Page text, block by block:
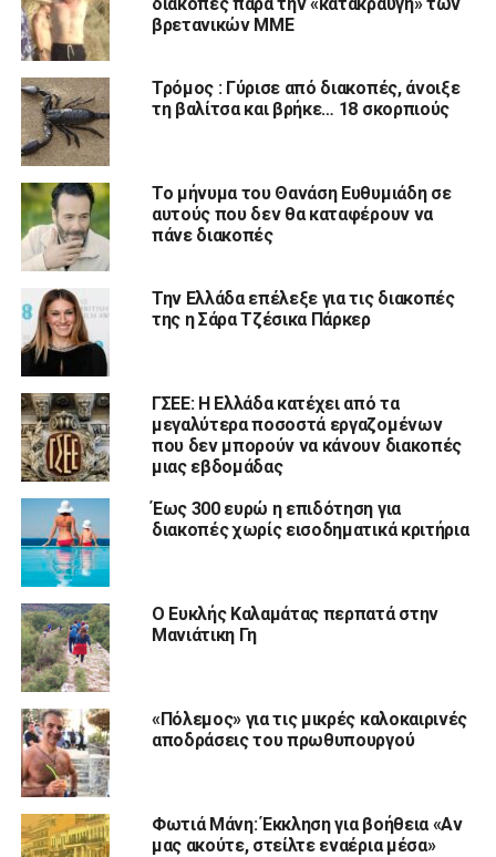
βρετανικών ΜΜΕ
Τρόμος : Γύρισε από διακοπές, άνοιξε
τη βαλίτσα και βρήκε… 18 σκορπιούς
Το μήνυμα του Θανάση Ευθυμιάδη σε
αυτούς που δεν θα καταφέρουν να
πάνε διακοπές
Την Ελλάδα επέλεξε για τις διακοπές
της η Σάρα Τζέσικα Πάρκερ
ΓΣΕΕ: Η Ελλάδα κατέχει από τα
μεγαλύτερα ποσοστά εργαζομένων
που δεν μπορούν να κάνουν διακοπές
μιας εβδομάδας
Έως 300 ευρώ η επιδότηση για
διακοπές χωρίς εισοδηματικά κριτήρια
Ο Ευκλής Καλαμάτας περπατά στην
Μανιάτικη Γη
«Πόλεμος» για τις μικρές καλοκαιρινές
αποδράσεις του πρωθυπουργού
Φωτιά Μάνη: Έκκληση για βοήθεια «Αν
μας ακούτε, στείλτε εναέρια μέσα»